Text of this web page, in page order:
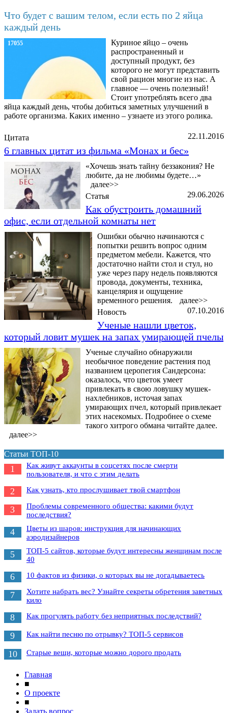
Что будет с вашим телом, если есть по 2 яйца
каждый день
17055
Куриное яйцо – очень
распространенный и
доступный продукт, без
которого не могут представить
свой рацион многие из нас. А
главное — очень полезный!
Стоит употреблять всего два
яйца каждый день, чтобы добиться заметных улучшений в
работе организма. Каких именно – узнаете из этого ролика.
22.11.2016
Цитата
6 главных цитат из фильма «Монах и бес»
«Хочешь знать тайну беззакония? Не
любите, да не любимы будете…»
далее>>
29.06.2026
Статья
Как обустроить домашний
офис, если отдельной комнаты нет
Ошибки обычно начинаются с
попытки решить вопрос одним
предметом мебели. Кажется, что
достаточно найти стол и стул, но
уже через пару недель появляются
провода, документы, техника,
канцелярия и ощущение
временного решения.
далее>>
07.10.2016
Новость
Ученые нашли цветок,
который ловит мушек на запах умирающей пчелы
Ученые случайно обнаружили
необычное поведение растения под
названием церопегия Сандерсона:
оказалось, что цветок умеет
привлекать в свою ловушку мушек-
нахлебников, источая запах
умирающих пчел, который привлекает
этих насекомых. Подробнее о схеме
такого хитрого обмана читайте далее.
далее>>
Статьи ТОП-10
1
Как живут аккаунты в соцсетях после смерти
пользователя, и что с этим делать
2 Как узнать, кто прослушивает твой смартфон
3
Проблемы современного общества: какими будут
последствия?
4
Цветы из шаров: инструкция для начинающих
аэродизайнеров
5
ТОП-5 сайтов, которые будут интересны женщинам после
40
6 10 фактов из физики, о которых вы не догадываетесь
7
Хотите набрать вес? Узнайте секреты обретения заветных
кило
8 Как прогулять работу без неприятных последствий?
9 Как найти песню по отрывку? ТОП-5 сервисов
10 Старые вещи, которые можно дорого продать
Главная
■
О проекте
■